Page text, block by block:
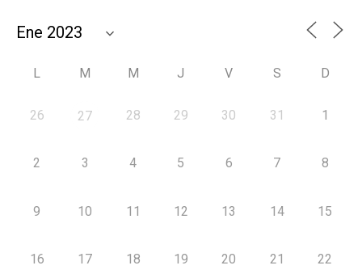
L M M J V S D
26 27 28 29 30 31 1
2 3 4 5 6 7 8
9 10 11 12 13 14 15
16 17 18 19 20 21 22